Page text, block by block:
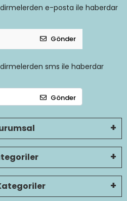
e-posta ile haberdar
Gönder
sms ile haberdar
Gönder